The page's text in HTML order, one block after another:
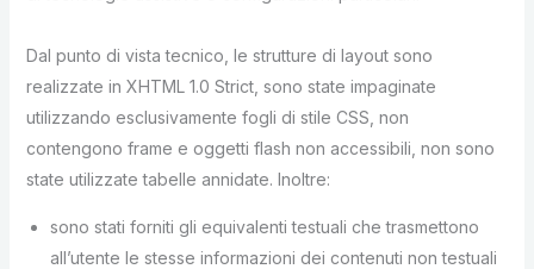
Dal punto di vista tecnico, le strutture di layout sono
realizzate in XHTML 1.0 Strict, sono state impaginate
utilizzando esclusivamente fogli di stile CSS, non
contengono frame e oggetti flash non accessibili, non sono
state utilizzate tabelle annidate. Inoltre:
sono stati forniti gli equivalenti testuali che trasmettono
all’utente le stesse informazioni dei contenuti non testuali